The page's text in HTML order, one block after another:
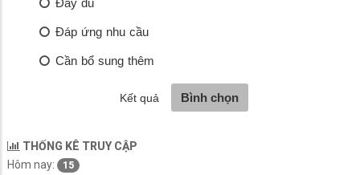
THỐNG KÊ TRUY CẬP
Hôm nay:
15